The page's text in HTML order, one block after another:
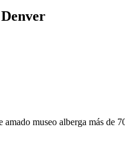
museo alberga más de